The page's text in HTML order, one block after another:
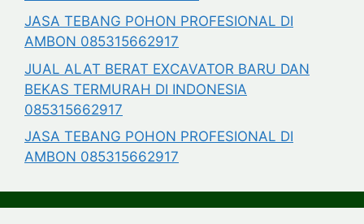
JASA TEBANG POHON PROFESIONAL DI
AMBON 085315662917
JUAL ALAT BERAT EXCAVATOR BARU DAN
BEKAS TERMURAH DI INDONESIA
085315662917
JASA TEBANG POHON PROFESIONAL DI
AMBON 085315662917